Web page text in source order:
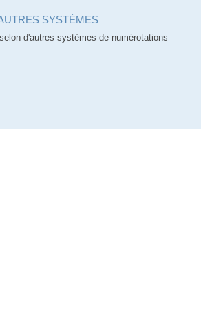
SYSTÈMES
d'autres systèmes de numérotations